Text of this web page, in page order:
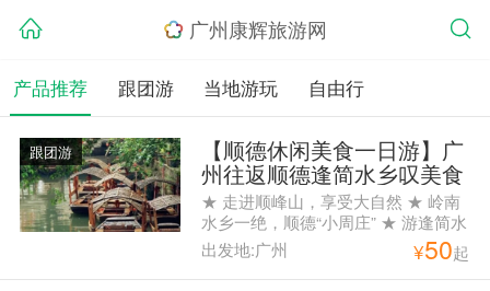
广州康辉旅游网
产品推荐 跟团游 当地游玩 自由行
跟团游 【顺德休闲美食一日游】广
州往返顺德逢简水乡叹美食
一日纯玩游
★ 走进顺峰山，享受大自然 ★ 岭南
水乡一绝，顺德“小周庄” ★ 游逢简水
乡，寻你记忆中的小桥流水人家！ ★
寻味粤菜四大天王之一的特色地道顺
德美食 ★ 品质纯玩团，绝不走购物
出发地:广州 ¥50起